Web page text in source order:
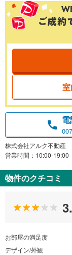
株式会社アルク不動産
営業時間：10:00-19:00
物件のクチコミ
お部屋の満足度
デザイン/外観